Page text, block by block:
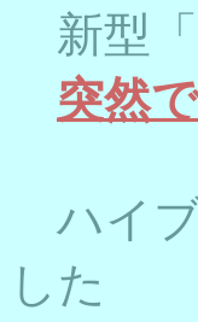
新型「
突然
ハイブ
した